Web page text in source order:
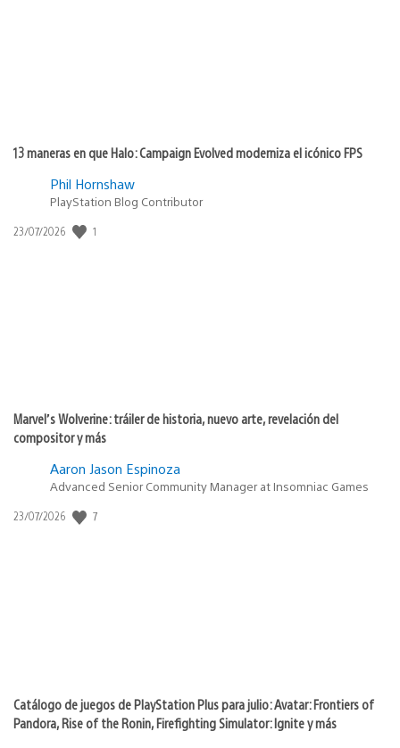
13 maneras en que Halo: Campaign Evolved moderniza el icónico FPS
Phil Hornshaw
PlayStation Blog Contributor
Fecha
23/07/2026 1
Marvel’s Wolverine: tráiler de historia, nuevo arte, revelación del
compositor y más
Aaron Jason Espinoza
Advanced Senior Community Manager at Insomniac Games
Fecha
23/07/2026 7
Catálogo de juegos de PlayStation Plus para julio: Avatar: Frontiers of
Pandora, Rise of the Ronin, Firefighting Simulator: Ignite y más